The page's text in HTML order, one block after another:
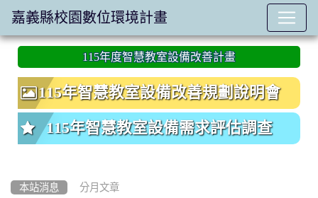
:::
115年度智慧教室設備改善計畫
115年智慧教室設備改善規劃說明會
115年智慧教室設備需求評估調查
本站消息 分月文章
嘉義縣校園數位環境計畫